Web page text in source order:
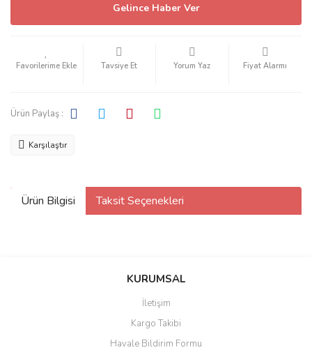
Gelince Haber Ver
Tavsiye Et Yorum Yaz Fiyat Alarmı
Ürün Paylaş :
Karşılaştır
Ürün Bilgisi Taksit Seçenekleri
KURUMSAL
İletişim
Kargo Takibi
Havale Bildirim Formu